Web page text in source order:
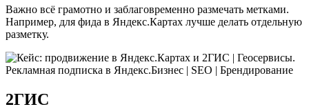
Важно всё грамотно и заблаговременно размечать метками.
Например, для фида в Яндекс.Картах лучше делать отдельную
разметку.
2ГИС